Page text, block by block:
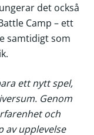
det också
Camp – ett
samtidigt som
ett nytt spel,
Genom
och
av upplevelse